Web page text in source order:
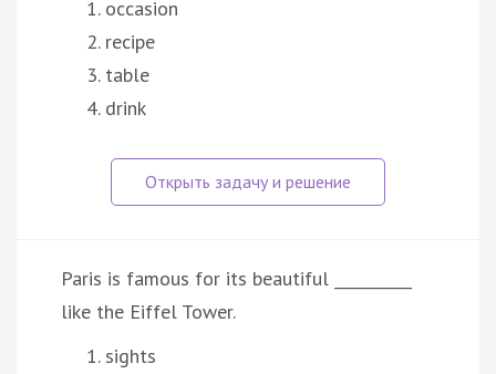
occasion
recipe
table
drink
Paris is famous for its beautiful __________
like the Eiffel Tower.
sights